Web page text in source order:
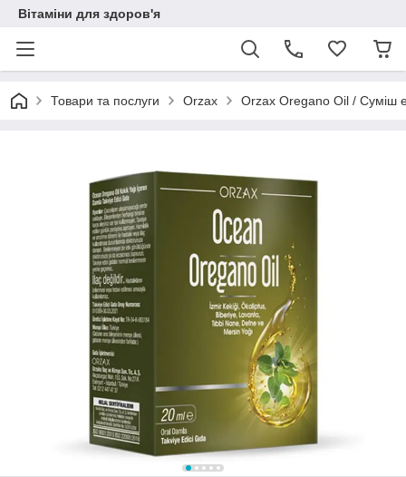
Вітаміни для здоров'я
Товари та послуги Orzax Orzax Oregano Oil / Суміш